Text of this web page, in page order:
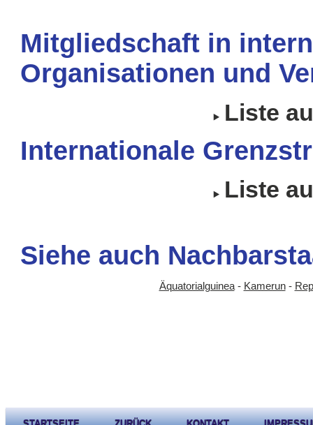
Mitgliedschaft in
Organisationen und
Liste
Internationale
Liste
Siehe auch
Äquatorialguinea- Kamerun-